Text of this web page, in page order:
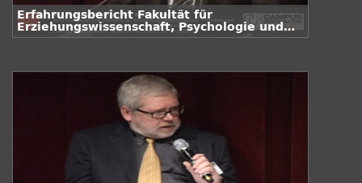
Erfahrungsbericht Fakultät für
Erziehungswissenschaft, Psychologie und
Bewegungswissenschaft